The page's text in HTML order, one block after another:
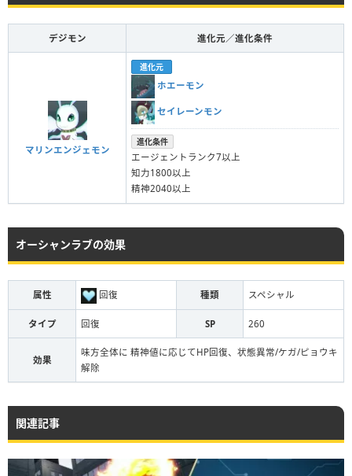
デジモン 進化元／進化条件
マリンエンジェモン
進化元
ホエーモン
セイレーンモン
進化条件
エージェントランク7以上
知力1800以上
精神2040以上
オーシャンラブの効果
属性 回復 種類 スペシャル
タイプ 回復 SP 260
効果
味方全体に 精神値に応じてHP回復、状態異常/ケガ/ピョウキ
解除
関連記事